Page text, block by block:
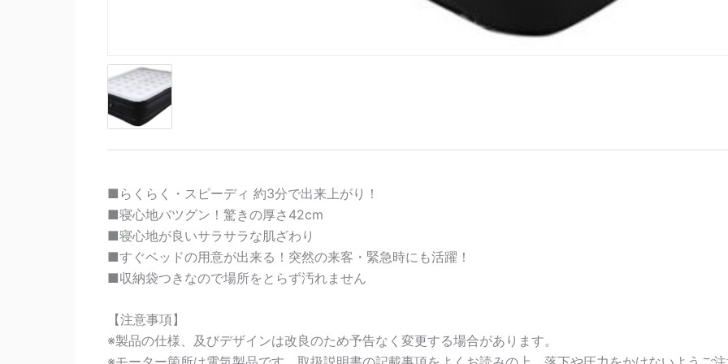
■らくらく・スピーディ 約3分で出来上がり！
■寝心地バツグン！驚きの厚さ42cm
■寝心地が良いサラサラな肌ざわり
■すぐベッドの用意が出来る！突然の来客・緊急時にも活躍！
■収納袋つきなので場所をとらず汚れません
【注意事項】
※製品の仕様、及びデザインは改良のため予告なく変更する場合があります。